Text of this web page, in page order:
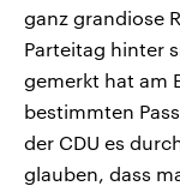
ganz grandiose
Parteitag hinter
gemerkt hat am
bestimmten
der CDU es
glauben, dass